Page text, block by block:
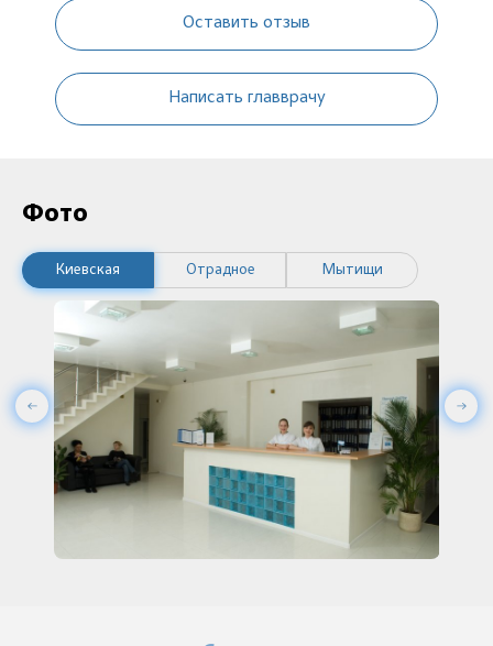
Оставить отзыв
Написать главврачу
Фото
Киевская Отрадное Мытищи